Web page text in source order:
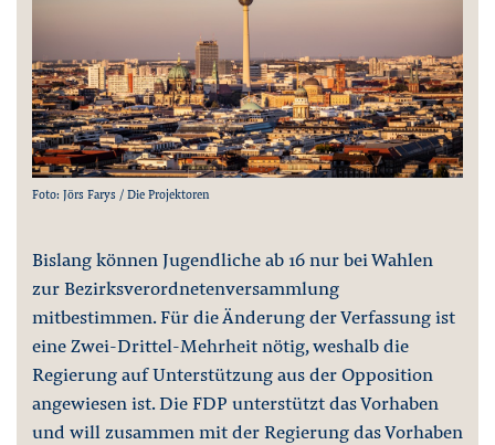
Foto: Jörs Farys / Die Projektoren
Bislang können Jugendliche ab 16 nur bei Wahlen
zur Bezirksverordnetenversammlung
mitbestimmen. Für die Änderung der Verfassung ist
eine Zwei-Drittel-Mehrheit nötig, weshalb die
Regierung auf Unterstützung aus der Opposition
angewiesen ist. Die FDP unterstützt das Vorhaben
und will zusammen mit der Regierung das Vorhaben